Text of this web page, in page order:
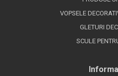
VOPSELE
GLETURI
SCULE